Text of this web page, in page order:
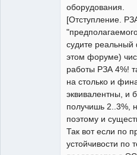
оборудования.
[Отступление.
судите
этом форуме)
работы РЗА 4%!
на столько и
эквивалентны, и
получишь 2..3%,
поэтому и
Так вот если по
устойчивости по